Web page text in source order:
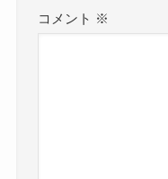
コメント ※